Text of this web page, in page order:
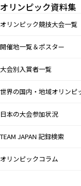
オリンピック資料集
オリンピック競技大会一覧
開催地一覧＆ポスター
大会別入賞者一覧
世界の国内・地域オリンピ
日本の大会参加状況
TEAM JAPAN 記録検索
オリンピックコラム